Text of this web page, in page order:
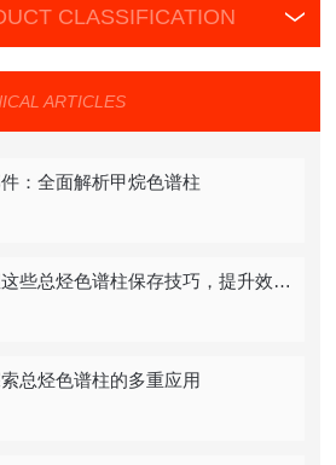
CLASSIFICATION
ARTICLES
：全面解析甲烷色谱柱
告别频繁更换！掌握这些总烃色谱柱保存技巧，提升效率！
总烃色谱柱的多重应用